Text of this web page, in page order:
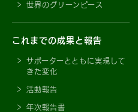
世界のグリーンピース
これまでの成果と報告
サポーターとともに実現して
きた変化
活動報告
年次報告書